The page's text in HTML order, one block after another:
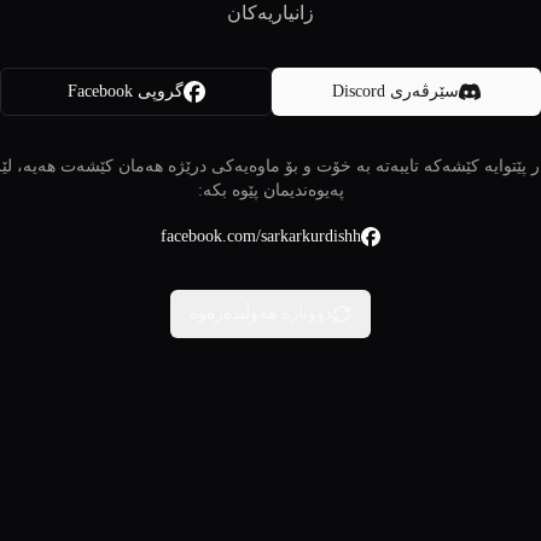
زانیاریەکان
سێرڤەری Discord گروپی Facebook
پێتوایە کێشەکە تایبەتە بە خۆت و بۆ ماوەیەکی درێژە هەمان کێشەت هەیە،
پەیوەندیمان پێوە بکە:
facebook.com/sarkarkurdishh